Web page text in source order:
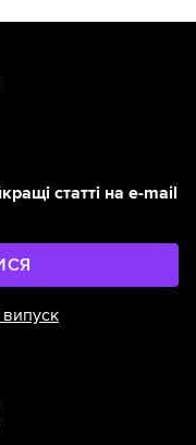
статті на e-mail